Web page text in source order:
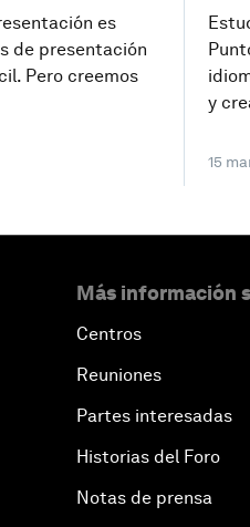
es
de presentación
Pero creemos
y
15
Más información
Centros
Reuniones
Partes interesadas
Historias del Foro
Notas de prensa